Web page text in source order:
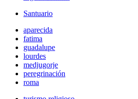
Santuario
aparecida
fatima
guadalupe
lourdes
medjugorje
peregrinación
roma